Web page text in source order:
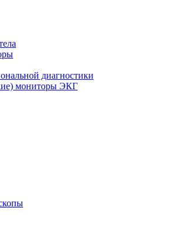
диагностики
мониторы ЭКГ